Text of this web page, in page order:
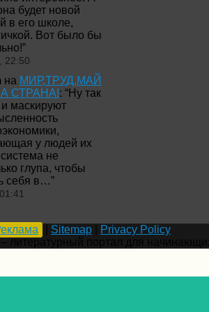
будет новой
в его школе,
Вот было бы
”
22:50
на МИР,ТРУД,МАЙ
СТРАНА!: “Ну так
маскируют
у людей их
не
глупа, чтобы
себя в…”
Sitemap
Privacy Policy